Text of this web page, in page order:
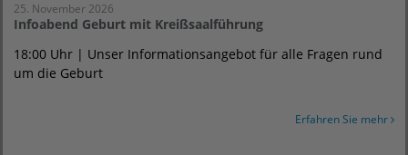
25. November 2026
Infoabend Geburt mit Kreißsaalführung
18:00 Uhr | Unser Informationsangebot für alle Fragen rund
um die Geburt
Erfahren Sie mehr